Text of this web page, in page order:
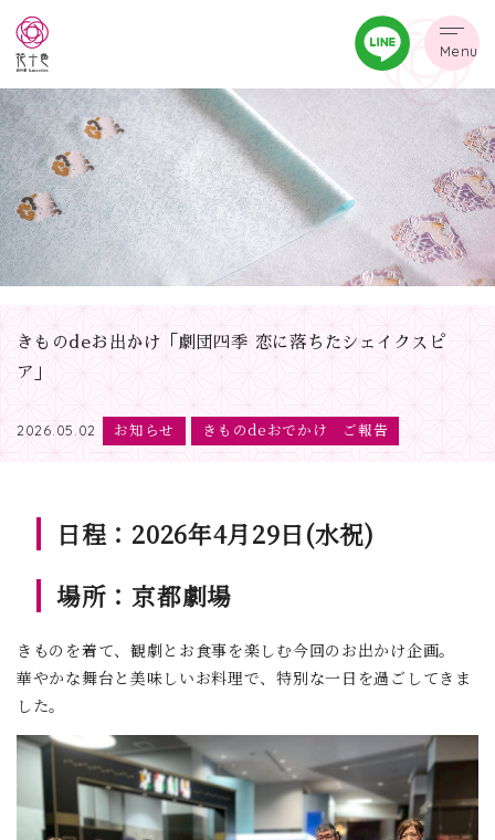
Menu
きものdeお出かけ「劇団四季 恋に落ちたシェイクスピ
ア」
2026.05.02 お知らせ きものdeおでかけ ご報告
日程：2026年4月29日(水祝)
場所：京都劇場
きものを着て、観劇とお食事を楽しむ今回のお出かけ企画。
華やかな舞台と美味しいお料理で、特別な一日を過ごしてきま
した。